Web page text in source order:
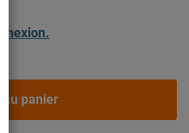
au panier